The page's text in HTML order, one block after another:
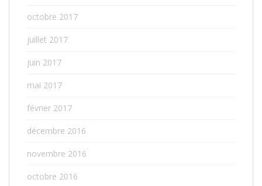
octobre 2017
juillet 2017
juin 2017
mai 2017
février 2017
décembre 2016
novembre 2016
octobre 2016